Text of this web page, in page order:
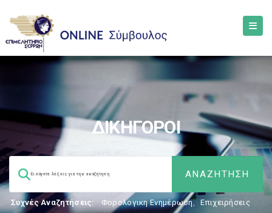
ΔΙΚΗΓΟΡΟΙ
Συχνές Αναζητήσεις: Φορολογικη Ενημέρωση, Επιχειρήσεις